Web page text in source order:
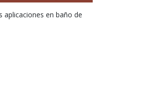
aplicaciones en baño de